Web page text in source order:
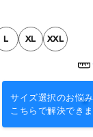
L XL XXL
サイズ選択のお悩
こちらで解決でき